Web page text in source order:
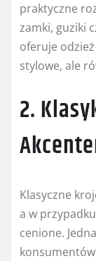
praktyczne
zamki, guziki
oferuje
stylowe, ale
2.
Klasyczne
a w
cenione.
konsumentów